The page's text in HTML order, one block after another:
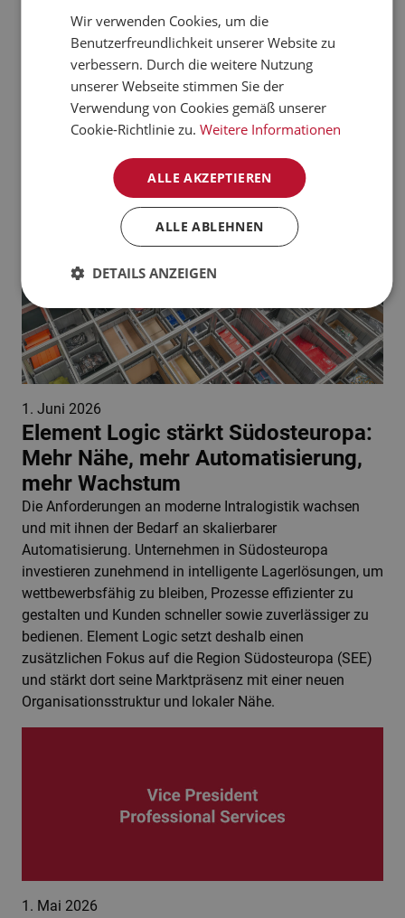
verarbeiten kann.
Jetzt mehr erfahren
Aktuelle News:
1. Juni 2026
Element Logic stärkt Südosteuropa:
Mehr Nähe, mehr Automatisierung,
mehr Wachstum
Die Anforderungen an moderne Intralogistik wachsen
und mit ihnen der Bedarf an skalierbarer
Automatisierung. Unternehmen in Südosteuropa
investieren zunehmend in intelligente Lagerlösungen, um
wettbewerbsfähig zu bleiben, Prozesse effizienter zu
gestalten und Kunden schneller sowie zuverlässiger zu
bedienen. Element Logic setzt deshalb einen
zusätzlichen Fokus auf die Region Südosteuropa (SEE)
und stärkt dort seine Marktpräsenz mit einer neuen
Organisationsstruktur und lokaler Nähe.
1. Mai 2026
FRENCH
DANISH
ITALIAN
ENGLISH
Wir verwenden Cookies, um die
Benutzerfreundlichkeit unserer Website zu
verbessern. Durch die weitere Nutzung
unserer Webseite stimmen Sie der
Verwendung von Cookies gemäß unserer
Cookie-Richtlinie zu. Weitere Informationen
ALLE AKZEPTIEREN
ALLE ABLEHNEN
DETAILS ANZEIGEN